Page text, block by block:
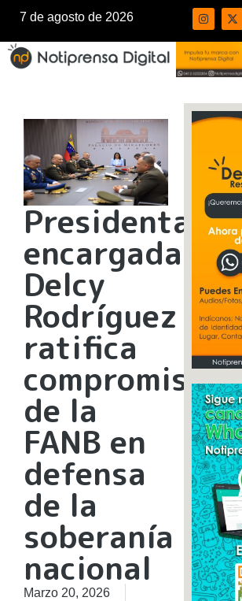
7 de agosto de 2026
Presidenta
encargada
Delcy
Rodríguez
ratifica
compromiso
de la
FANB en
defensa
de la
soberanía
nacional
Marzo 20, 2026